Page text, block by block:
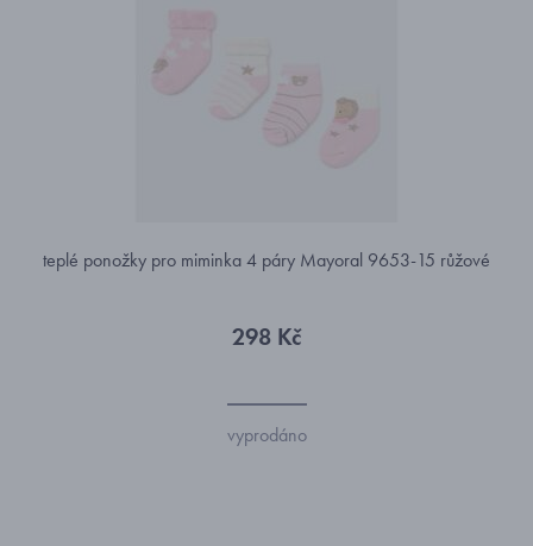
teplé ponožky pro miminka 4 páry Mayoral 9653-15 růžové
298 Kč
vyprodáno